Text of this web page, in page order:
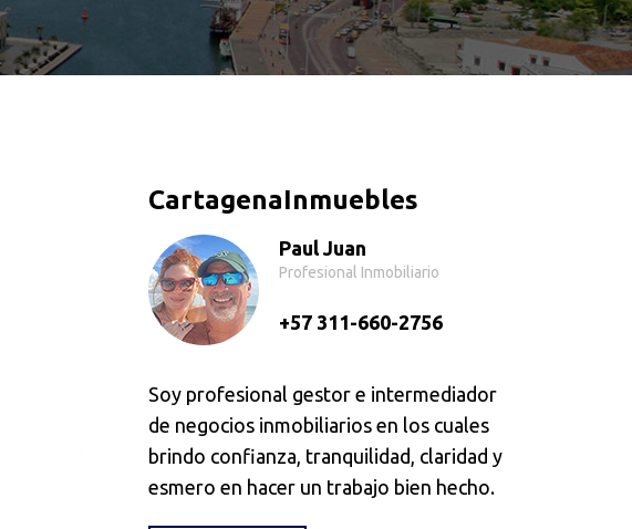
CartagenaInmuebles
Paul Juan
Profesional Inmobiliario
+57 311-660-2756
Soy profesional gestor e intermediador
de negocios inmobiliarios en los cuales
brindo confianza, tranquilidad, claridad y
esmero en hacer un trabajo bien hecho.